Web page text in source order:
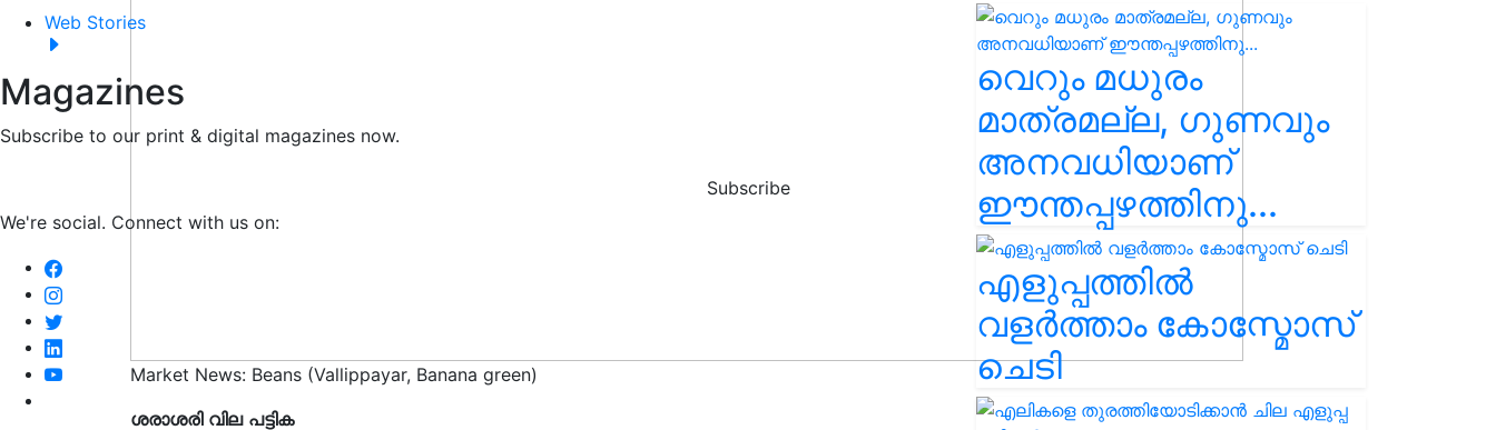
Web Stories
Magazines
Subscribe to our print & digital magazines now.
Subscribe
We're social. Connect with us on:
Market News: Beans (Vallippayar, Banana green)
ശരാശരി വില പട്ടിക
വെറും മധുരം
മാത്രമല്ല, ഗുണവും
അനവധിയാണ്
ഈന്തപ്പഴത്തിനു...
എളുപ്പത്തിൽ
വളർത്താം കോസ്മോസ്
ചെടി